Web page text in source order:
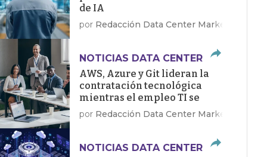
de IA
por Redacción Data Center Market
NOTICIAS DATA CENTER
AWS, Azure y Git lideran la
contratación tecnológica
mientras el empleo TI se
recupera en EE.UU.
por Redacción Data Center Market
NOTICIAS DATA CENTER